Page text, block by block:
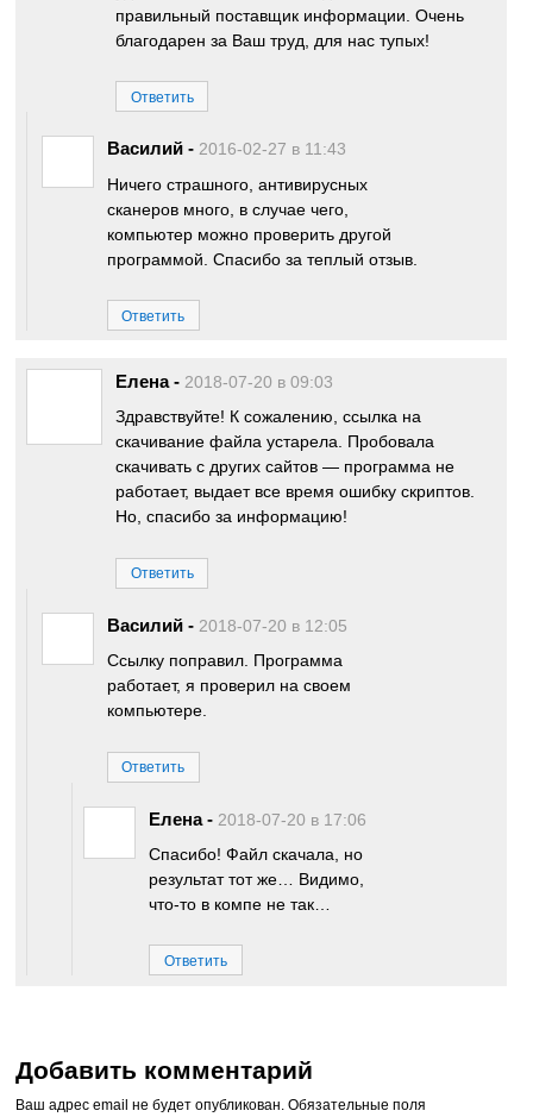
правильный поставщик информации. Очень
благодарен за Ваш труд, для нас тупых!
Ответить
Василий - 2016-02-27 в 11:43
Ничего страшного, антивирусных
сканеров много, в случае чего,
компьютер можно проверить другой
программой. Спасибо за теплый отзыв.
Ответить
Елена - 2018-07-20 в 09:03
Здравствуйте! К сожалению, ссылка на
скачивание файла устарела. Пробовала
скачивать с других сайтов — программа не
работает, выдает все время ошибку скриптов.
Но, спасибо за информацию!
Ответить
Василий - 2018-07-20 в 12:05
Ссылку поправил. Программа
работает, я проверил на своем
компьютере.
Ответить
Елена - 2018-07-20 в 17:06
Спасибо! Файл скачала, но
результат тот же… Видимо,
что-то в компе не так…
Ответить
Добавить комментарий
Ваш адрес email не будет опубликован. Обязательные поля